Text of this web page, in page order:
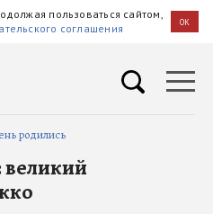
пользоваться сайтом,
соглашения OK
родились